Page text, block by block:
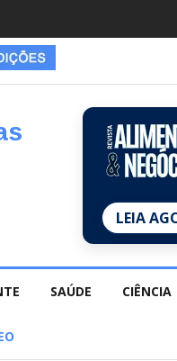
LEIA
SAÚDE CIÊNCIA